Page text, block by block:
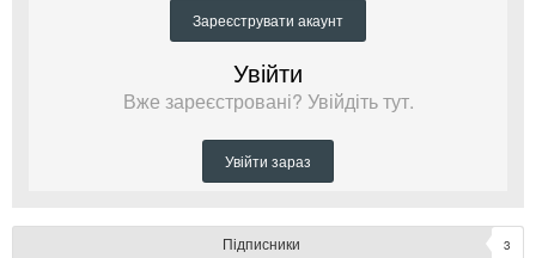
Зареєструвати акаунт
Увійти
Вже зареєстровані? Увійдіть тут.
Увійти зараз
Підписники 3